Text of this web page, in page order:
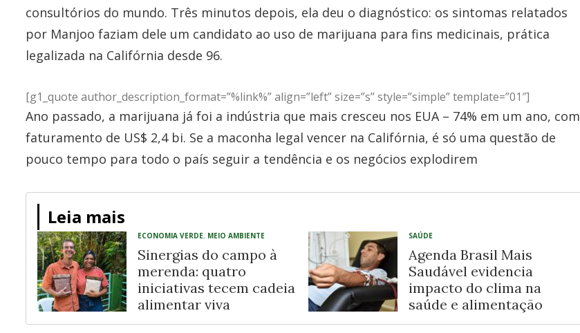
consultórios do mundo. Três minutos depois, ela deu o diagnóstico: os sintomas relatados
por Manjoo faziam dele um candidato ao uso de marijuana para fins medicinais, prática
legalizada na Califórnia desde 96.
[g1_quote author_description_format=”%link%” align=”left” size=”s” style=”simple” template=”01″]
Ano passado, a marijuana já foi a indústria que mais cresceu nos EUA – 74% em um ano, com
faturamento de US$ 2,4 bi. Se a maconha legal vencer na Califórnia, é só uma questão de
pouco tempo para todo o país seguir a tendência e os negócios explodirem
Leia mais
ECONOMIA VERDE, MEIO AMBIENTE
Sinergias do campo à
merenda: quatro
iniciativas tecem cadeia
alimentar viva
SAÚDE
Agenda Brasil Mais
Saudável evidencia
impacto do clima na
saúde e alimentação